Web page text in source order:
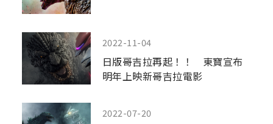
2022-11-04
日版哥吉拉再起！！ 東寶宣布
明年上映新哥吉拉電影
2022-07-20